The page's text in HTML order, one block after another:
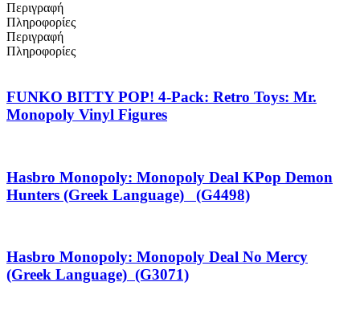
Περιγραφή
Πληροφορίες
Περιγραφή
Πληροφορίες
FUNKO BITTY POP! 4-Pack: Retro Toys: Mr.
Monopoly Vinyl Figures
Hasbro Monopoly: Monopoly Deal KPop Demon
Hunters (Greek Language) (G4498)
Hasbro Monopoly: Monopoly Deal No Mercy
(Greek Language) (G3071)